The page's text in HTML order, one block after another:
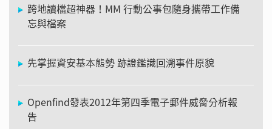
跨地讀檔超神器！MM 行動公事包隨身攜帶工作備
忘與檔案
先掌握資安基本態勢 跡證鑑識回溯事件原貌
Openfind發表2012年第四季電子郵件威脅分析報
告